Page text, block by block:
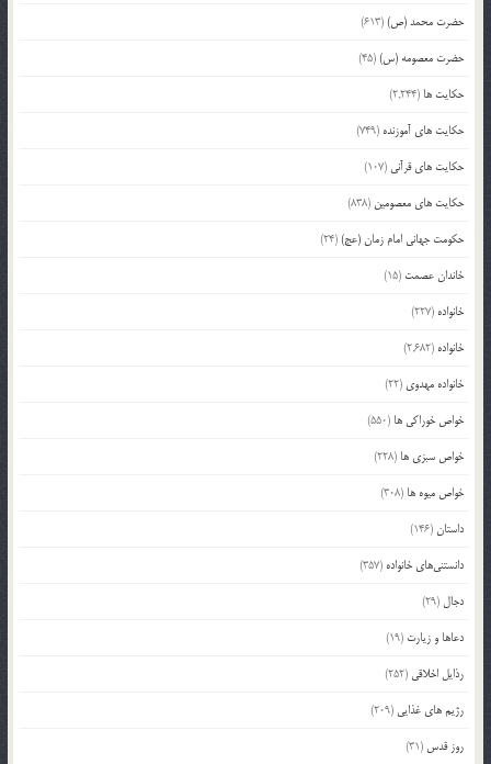
حضرت محمد (ص)(613)
حضرت معصومه (س)(45)
حکایت ها (2,244)
حکایت های آموزنده (749)
حکایت های قرآنی (107)
حکایت های معصومین (838)
حکومت جهانی امام زمان (عج)(24)
خاندان عصمت (15)
خانواده (227)
خانواده (2,682)
خانواده مهدوی (22)
خواص خوراکی ها (550)
خواص سبزی ها (228)
خواص میوه ها (308)
داستان(146)
دانستنی‌های خانواده (357)
دجال (29)
دعاها و زیارت (19)
رذایل اخلاقی (252)
رژیم های غذایی (209)
روز قدس (31)